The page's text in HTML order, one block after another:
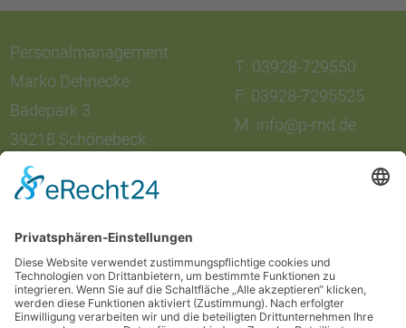
Personalmanagement
Marko Dehnecke
Badepark 3
39218 Schönebeck
T: 03928-729550
F: 03928-7295525
M: info@p-md.de
Xing